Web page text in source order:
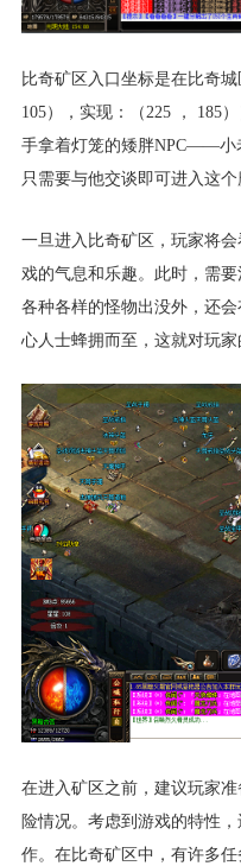
比奇矿区入口坐标是在比奇
105），实现：（225 ， 185
手拿着灯笼的矮胖NPC——小
只需要与他交谈即可进入这个
一旦进入比奇矿区，玩家将
戏的气息和乐趣。此时，需
各种各样的怪物出没外，还
心人士蜂拥而至，这就对玩家
在进入矿区之前，建议玩家
险情况。考虑到游戏的特性
作。在比奇矿区中，有许多